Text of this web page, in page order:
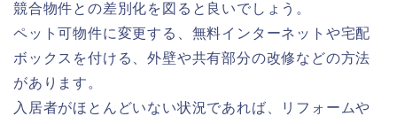
競合物件との差別化を図ると良いでしょう。
ペット可物件に変更する、無料インターネットや宅配
ボックスを付ける、外壁や共有部分の改修などの方法
があります。
入居者がほとんどいない状況であれば、リフォームや